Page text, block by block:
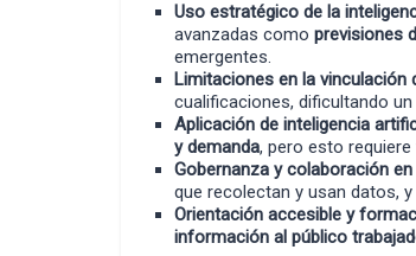
Uso estratégico de la
avanzadas como previsiones
emergentes.
Limitaciones en la vinculación
cualificaciones, dificultando
Aplicación de inteligencia
y demanda, pero esto
Gobernanza y colaboración
que recolectan y usan datos,
Orientación accesible y
información al público